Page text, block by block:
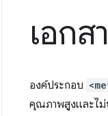
เอกส
องค์ประกอบ
คุณภาพสูงและไม่ซ้